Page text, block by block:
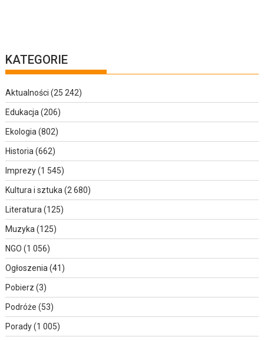
KATEGORIE
Aktualności (25 242)
Edukacja (206)
Ekologia (802)
Historia (662)
Imprezy(1 545)
Kultura i sztuka (2 680)
Literatura (125)
Muzyka (125)
NGO (1 056)
Ogłoszenia (41)
Pobierz (3)
Podróże (53)
Porady(1 005)